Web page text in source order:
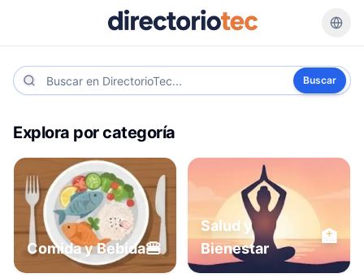
Buscar
Explora por categoría
Comida y Bebida🍔
Salud y
Bienestar
🏥